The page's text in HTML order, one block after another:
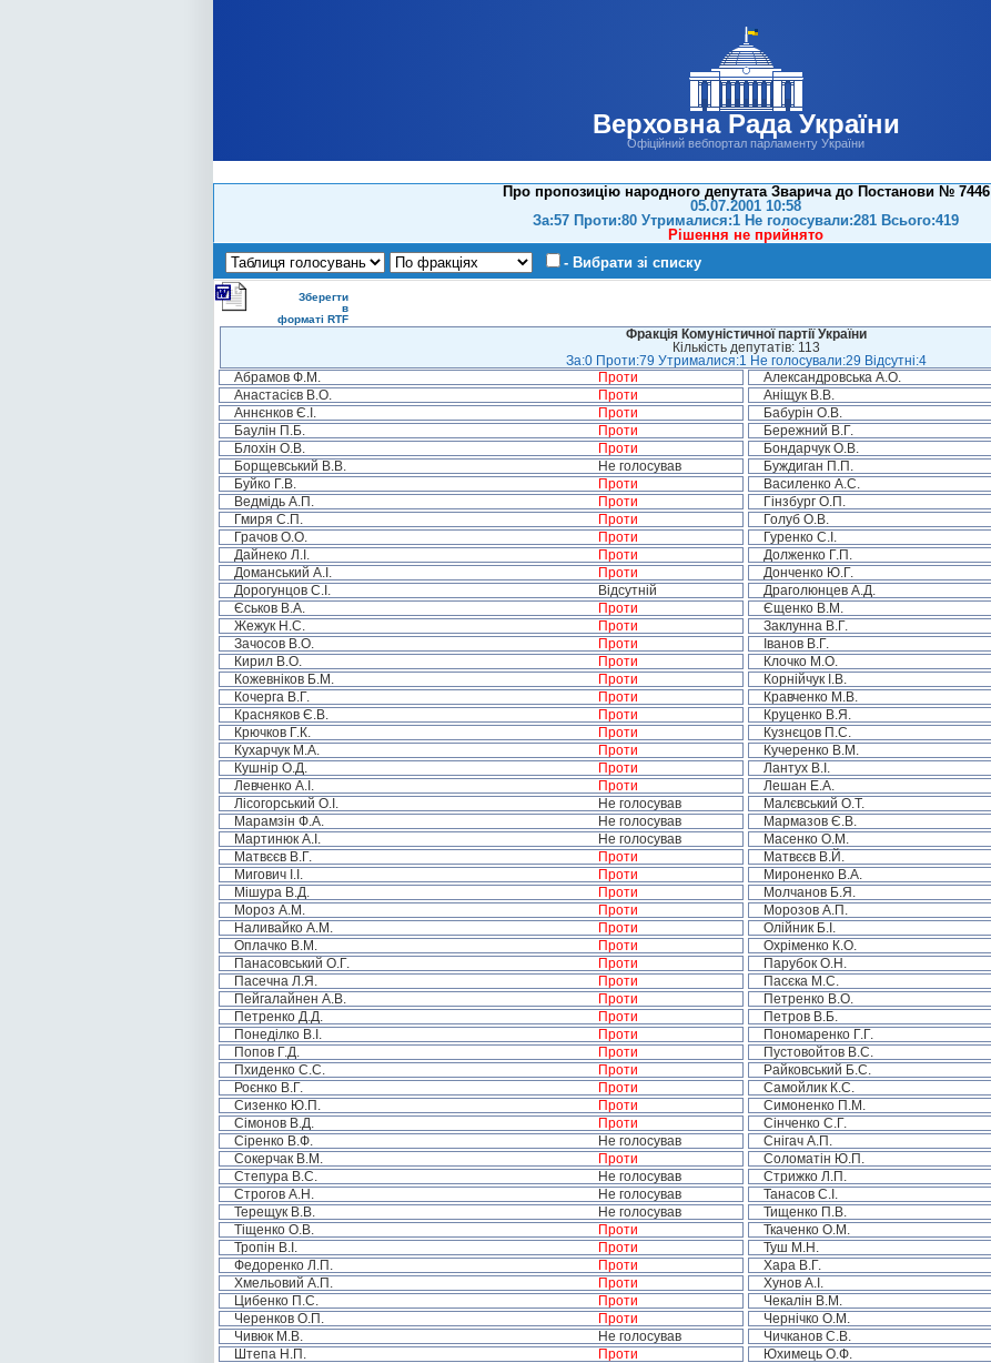
Верховна Рада України
Офіційний вебпортал парламенту України
Про пропозицію народного депутата Зварича до Постанови № 7446
05.07.2001 10:58
За:57 Проти:80 Утрималися:1 Не голосували:281 Всього:419
Рішення не прийнято
- Вибрати зі списку
Зберегти
в
форматі RTF
Фракція Комуністичної партії України
Кількість депутатів: 113
За:0 Проти:79 Утрималися:1 Не голосували:29 Відсутні:4
Абрамов Ф.М.
Проти Александровська А.О.
Анастасієв В.О.
Проти Аніщук В.В.
Аннєнков Є.І.
Проти Бабурін О.В.
Баулін П.Б.
Проти Бережний В.Г.
Блохін О.В.
Проти Бондарчук О.В.
Борщевський В.В.
Не голосував Буждиган П.П.
Буйко Г.В.
Проти Василенко А.С.
Ведмідь А.П.
Проти Гінзбург О.П.
Гмиря С.П.
Проти Голуб О.В.
Грачов О.О.
Проти Гуренко С.І.
Дайнеко Л.І.
Проти Долженко Г.П.
Доманський А.І.
Проти Донченко Ю.Г.
Дорогунцов С.І.
Відсутній Драголюнцев А.Д.
Єськов В.А.
Проти Єщенко В.М.
Жежук Н.С.
Проти Заклунна В.Г.
Зачосов В.О.
Проти Іванов В.Г.
Кирил В.О.
Проти Клочко М.О.
Кожевніков Б.М.
Проти Корнійчук І.В.
Кочерга В.Г.
Проти Кравченко М.В.
Красняков Є.В.
Проти Круценко В.Я.
Крючков Г.К.
Проти Кузнєцов П.С.
Кухарчук М.А.
Проти Кучеренко В.М.
Кушнір О.Д.
Проти Лантух В.І.
Левченко А.І.
Проти Лешан Е.А.
Лісогорський О.І.
Не голосував Малєвський О.Т.
Марамзін Ф.А.
Не голосував Мармазов Є.В.
Мартинюк А.І.
Не голосував Масенко О.М.
Матвєєв В.Г.
Проти Матвєєв В.Й.
Мигович І.І.
Проти Мироненко В.А.
Мішура В.Д.
Проти Молчанов Б.Я.
Мороз А.М.
Проти Морозов А.П.
Наливайко А.М.
Проти Олійник Б.І.
Оплачко В.М.
Проти Охріменко К.О.
Панасовський О.Г.
Проти Парубок О.Н.
Пасечна Л.Я.
Проти Пасєка М.С.
Пейгалайнен А.В.
Проти Петренко В.О.
Петренко Д.Д.
Проти Петров В.Б.
Понеділко В.І.
Проти Пономаренко Г.Г.
Попов Г.Д.
Проти Пустовойтов В.С.
Пхиденко С.С.
Проти Райковський Б.С.
Роєнко В.Г.
Проти Самойлик К.С.
Сизенко Ю.П.
Проти Симоненко П.М.
Сімонов В.Д.
Проти Сінченко С.Г.
Сіренко В.Ф.
Не голосував Снігач А.П.
Сокерчак В.М.
Проти Соломатін Ю.П.
Степура В.С.
Не голосував Стрижко Л.П.
Строгов А.Н.
Не голосував Танасов С.І.
Терещук В.В.
Не голосував Тищенко П.В.
Тіщенко О.В.
Проти Ткаченко О.М.
Тропін В.І.
Проти Туш М.Н.
Федоренко Л.П.
Проти Хара В.Г.
Хмельовий А.П.
Проти Хунов А.І.
Цибенко П.С.
Проти Чекалін В.М.
Черенков О.П.
Проти Чернічко О.М.
Чивюк М.В.
Не голосував Чичканов С.В.
Штепа Н.П.
Проти Юхимець О.Ф.